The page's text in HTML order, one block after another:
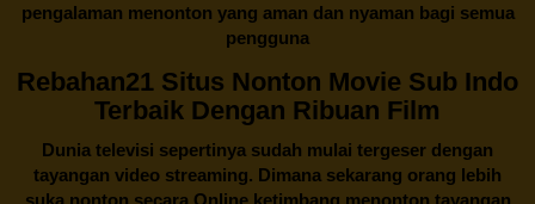
pengalaman menonton yang aman dan nyaman bagi semua
pengguna
Rebahan21 Situs Nonton Movie Sub Indo
Terbaik Dengan Ribuan Film
Dunia televisi sepertinya sudah mulai tergeser dengan
tayangan video streaming. Dimana sekarang orang lebih
suka nonton secara Online ketimbang menonton tayangan